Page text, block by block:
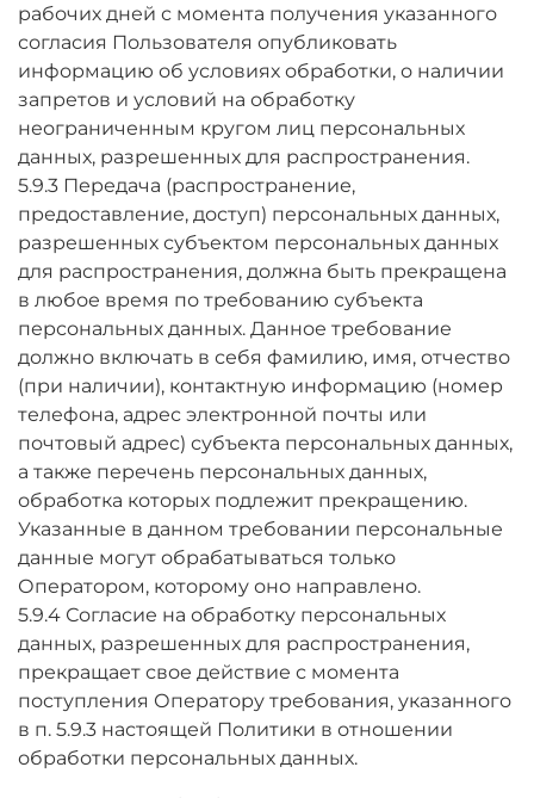
рабочих дней с момента получения указанного
согласия Пользователя опубликовать
информацию об условиях обработки, о наличии
запретов и условий на обработку
неограниченным кругом лиц персональных
данных, разрешенных для распространения.
5.9.3 Передача (распространение,
предоставление, доступ) персональных данных,
разрешенных субъектом персональных данных
для распространения, должна быть прекращена
в любое время по требованию субъекта
персональных данных. Данное требование
должно включать в себя фамилию, имя, отчество
(при наличии), контактную информацию (номер
телефона, адрес электронной почты или
почтовый адрес) субъекта персональных данных,
а также перечень персональных данных,
обработка которых подлежит прекращению.
Указанные в данном требовании персональные
данные могут обрабатываться только
Оператором, которому оно направлено.
5.9.4 Согласие на обработку персональных
данных, разрешенных для распространения,
прекращает свое действие с момента
поступления Оператору требования, указанного
в п. 5.9.3 настоящей Политики в отношении
обработки персональных данных.